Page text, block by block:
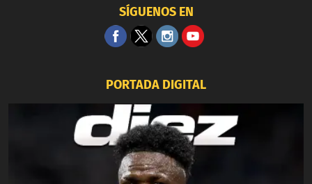
SÍGUENOS EN
PORTADA DIGITAL